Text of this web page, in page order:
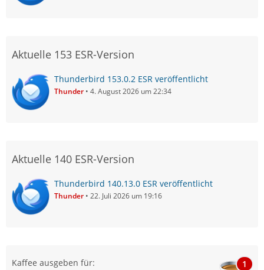
Aktuelle 153 ESR-Version
Thunderbird 153.0.2 ESR veröffentlicht
Thunder 4. August 2026 um 22:34
Aktuelle 140 ESR-Version
Thunderbird 140.13.0 ESR veröffentlicht
Thunder 22. Juli 2026 um 19:16
Kaffee ausgeben für: 1